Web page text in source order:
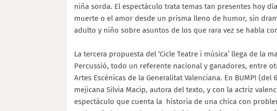
niña sorda. El espectáculo trata temas tan presentes hoy
muerte o el amor desde un prisma lleno de humor, sin
adulto y niño sobre asuntos de los que rara vez se habla
La tercera propuesta del ‘Cicle Teatre i música’ llega de la
Percussió, todo un referente nacional y ganadores, entre
Artes Escénicas de la Generalitat Valenciana. En BUMP!
mejicana Silvia Macip, autora del texto, y con la actriz
espectáculo que cuenta la historia de una chica con